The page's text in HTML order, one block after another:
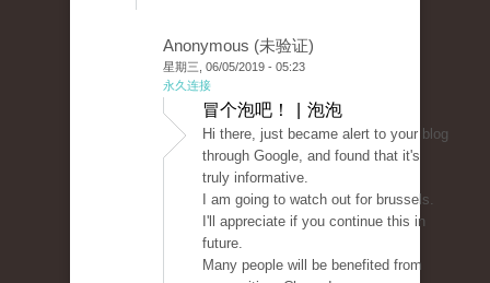
Anonymous (未验证)
星期三, 06/05/2019 - 05:23
永久连接
冒个泡吧！ | 泡泡
Hi there, just became alert to your blog
through Google, and found that it's
truly informative.
I am going to watch out for brussels.
I'll appreciate if you continue this in
future.
Many people will be benefited from